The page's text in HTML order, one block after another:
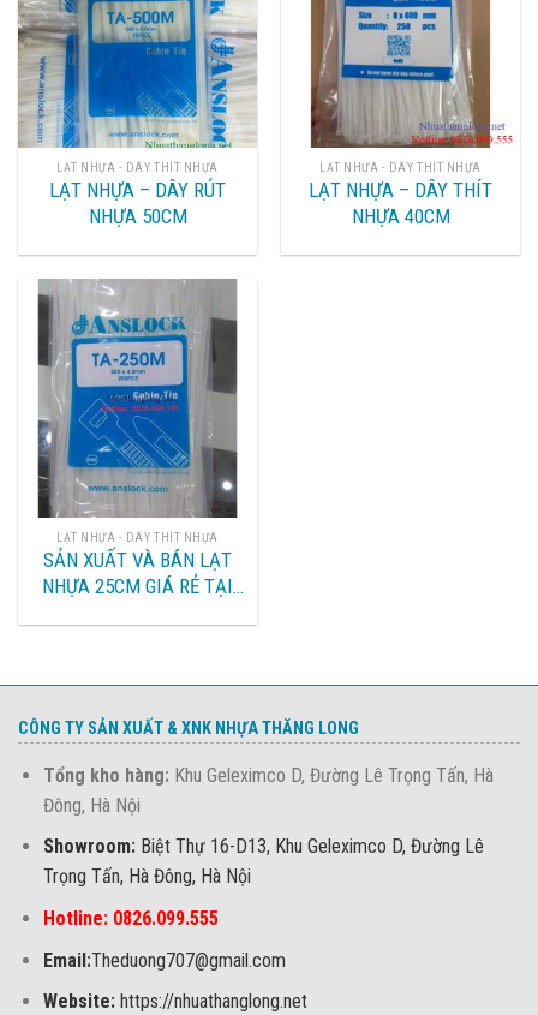
LẠT NHỰA - DÂY THÍT NHỰA
LẠT NHỰA – DÂY RÚT
NHỰA 50CM
LẠT NHỰA - DÂY THÍT NHỰA
LẠT NHỰA – DÂY THÍT
NHỰA 40CM
LẠT NHỰA - DÂY THÍT NHỰA
SẢN XUẤT VÀ BÁN LẠT
NHỰA 25CM GIÁ RẺ TẠI
CÔNG TY SẢN XUẤT & XNK NHỰA THĂNG LONG
Tổng kho hàng: Khu Geleximco D, Đường Lê Trọng Tấn, Hà
Đông, Hà Nội
Showroom: Biệt Thự 16-D13, Khu Geleximco D, Đường Lê
Trọng Tấn, Hà Đông, Hà Nội
Hotline: 0826.099.555
Email:Theduong707@gmail.com
Website:https://nhuathanglong.net